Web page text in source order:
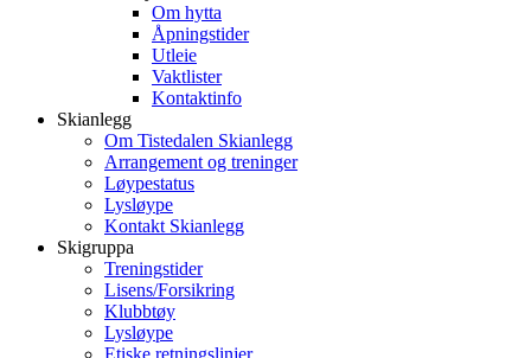
Om hytta
Åpningstider
Utleie
Vaktlister
Kontaktinfo
Skianlegg
Om Tistedalen Skianlegg
Arrangement og treninger
Løypestatus
Lysløype
Kontakt Skianlegg
Skigruppa
Treningstider
Lisens/Forsikring
Klubbtøy
Lysløype